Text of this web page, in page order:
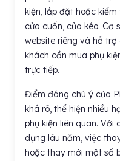
kiện, lắp đặt hoặc
cửa cuốn, cửa kéo. Cơ
website riêng và hỗ
khách cần mua phụ
trực tiếp.
Điểm đáng chú ý của
khá rõ, thể hiện nhiều
phụ kiện liên quan.
dụng lâu năm, việc
hoặc thay mới một số